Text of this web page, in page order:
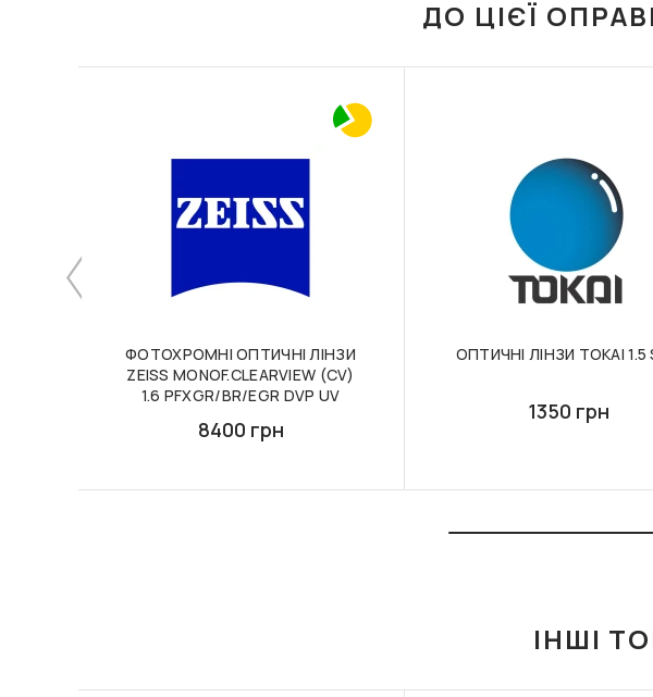
ДО ЦІЄЇ
ФОТОХРОМНІ ОПТИЧНІ ЛІНЗИ
ZEISS MONOF.CLEARVIEW (CV)
1.6 PFXGR/BR/EGR DVP UV
8400 грн
ОПТИЧНІ ЛІНЗИ TOKAI 1.5
1350 грн
ІНШІ